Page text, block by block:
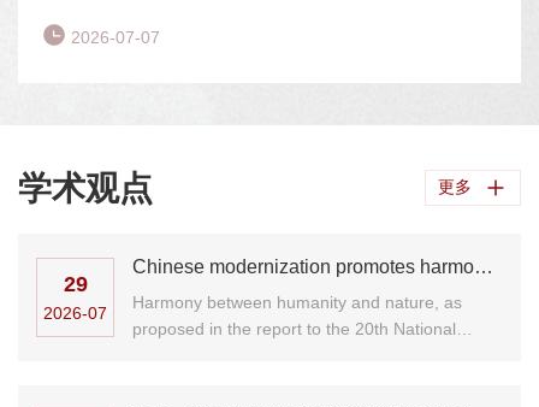
2026-07-07
学术观点 更多
29
2026-07
Chinese modernization promotes harmony between humanity and nature, shared benefits: Justin Yifu Lin
Harmony between humanity and nature, as
proposed in the report to the 20th National